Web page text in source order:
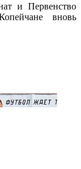
и Первенство
вновь